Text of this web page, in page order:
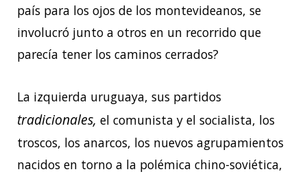
país para los ojos de los montevideanos, se
involucró junto a otros en un recorrido que
parecía tener los caminos cerrados?
La izquierda uruguaya, sus partidos
tradicionales, el comunista y el socialista, los
troscos, los anarcos, los nuevos agrupamientos
nacidos en torno a la polémica chino-soviética,